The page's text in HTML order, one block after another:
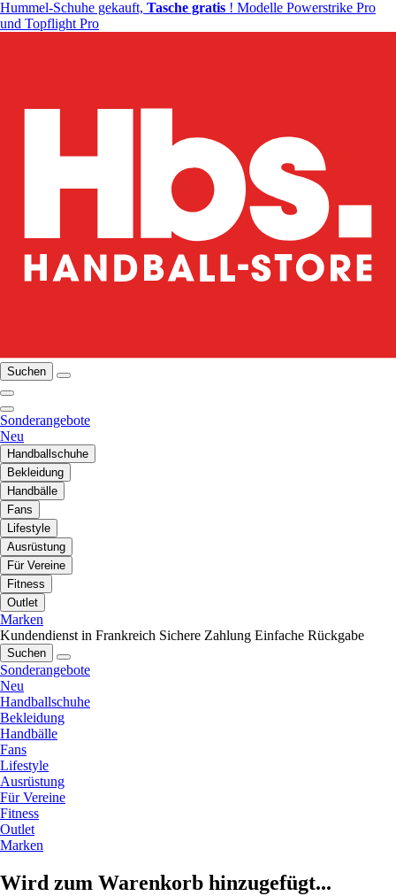
Hummel-Schuhe gekauft, Tasche gratis ! Modelle Powerstrike Pro
und Topflight Pro
Suchen
Sonderangebote
Neu
Handballschuhe
Bekleidung
Handbälle
Fans
Lifestyle
Ausrüstung
Für Vereine
Fitness
Outlet
Marken
Kundendienst in Frankreich Sichere Zahlung Einfache Rückgabe
Suchen
Sonderangebote
Neu
Handballschuhe
Bekleidung
Handbälle
Fans
Lifestyle
Ausrüstung
Für Vereine
Fitness
Outlet
Marken
Wird zum Warenkorb hinzugefügt...